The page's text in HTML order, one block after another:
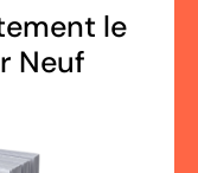
le
Neuf